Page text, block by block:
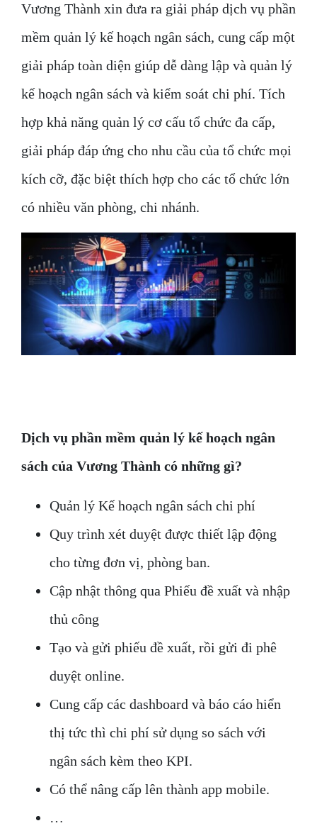
Vương Thành xin đưa ra giải pháp dịch vụ phần
mềm quản lý kế hoạch ngân sách, cung cấp một
giải pháp toàn diện giúp dễ dàng lập và quản lý
kế hoạch ngân sách và kiểm soát chi phí. Tích
hợp khả năng quản lý cơ cấu tổ chức đa cấp,
giải pháp đáp ứng cho nhu cầu của tổ chức mọi
kích cỡ, đặc biệt thích hợp cho các tổ chức lớn
có nhiều văn phòng, chi nhánh.
Dịch vụ phần mềm quản lý kế hoạch ngân
sách của Vương Thành có những gì?
Quản lý Kế hoạch ngân sách chi phí
Quy trình xét duyệt được thiết lập động
cho từng đơn vị, phòng ban.
Cập nhật thông qua Phiếu đề xuất và nhập
thủ công
Tạo và gửi phiếu đề xuất, rồi gửi đi phê
duyệt online.
Cung cấp các dashboard và báo cáo hiển
thị tức thì chi phí sử dụng so sách với
ngân sách kèm theo KPI.
Có thể nâng cấp lên thành app mobile.
…